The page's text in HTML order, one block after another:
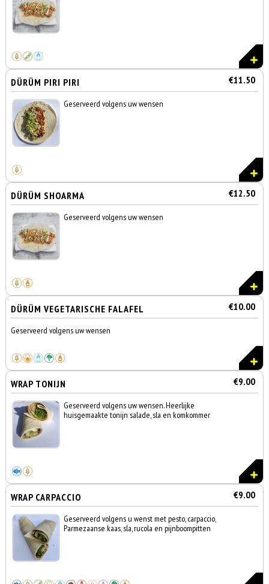
DÜRÜM PIRI PIRI €11.50
Geserveerd volgens uw wensen
DÜRÜM SHOARMA €12.50
Geserveerd volgens uw wensen
DÜRÜM VEGETARISCHE FALAFEL €10.00
Geserveerd volgens uw wensen
WRAP TONIJN €9.00
Geserveerd volgens uw wensen. Heerlijke
huisgemaakte tonijn salade, sla en komkommer
WRAP CARPACCIO €9.00
Geserveerd volgens u wenst met pesto, carpaccio,
Parmezaanse kaas, sla, rucola en pijnboompitten